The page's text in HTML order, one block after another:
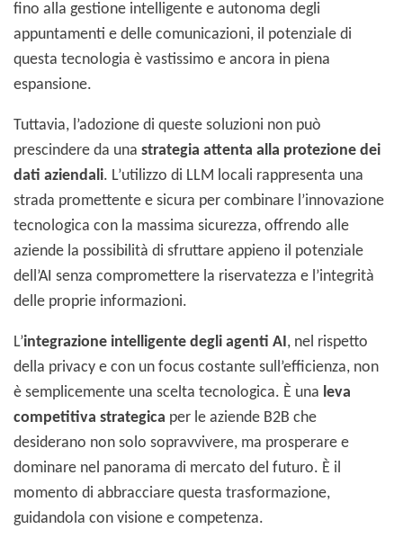
fino alla gestione intelligente e autonoma degli
appuntamenti e delle comunicazioni, il potenziale di
questa tecnologia è vastissimo e ancora in piena
espansione.
Tuttavia, l’adozione di queste soluzioni non può
prescindere da una strategia attenta alla protezione dei
dati aziendali. L’utilizzo di LLM locali rappresenta una
strada promettente e sicura per combinare l’innovazione
tecnologica con la massima sicurezza, offrendo alle
aziende la possibilità di sfruttare appieno il potenziale
dell’AI senza compromettere la riservatezza e l’integrità
delle proprie informazioni.
L’integrazione intelligente degli agenti AI, nel rispetto
della privacy e con un focus costante sull’efficienza, non
è semplicemente una scelta tecnologica. È una leva
competitiva strategica per le aziende B2B che
desiderano non solo sopravvivere, ma prosperare e
dominare nel panorama di mercato del futuro. È il
momento di abbracciare questa trasformazione,
guidandola con visione e competenza.